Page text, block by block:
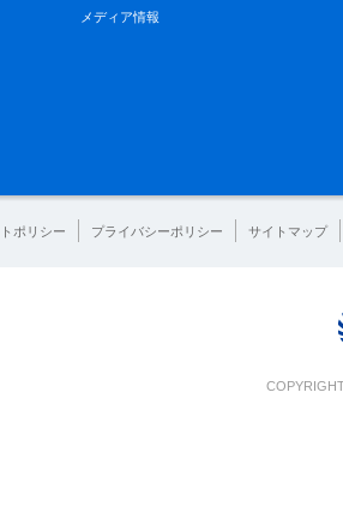
メディア情報
ポリシー プライバシーポリシー サイトマップ